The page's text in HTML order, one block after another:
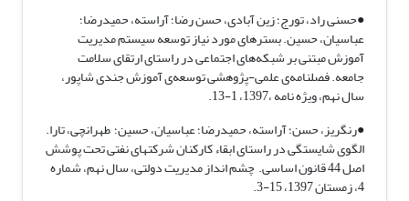
●حسنی راد، تورج؛ زین آبادی، حسن رضا؛ آراسته، حمیدرضا؛
عباسیان، حسین. بسترهای مورد نیاز ‌توسعه سیستم مدیریت
آموزش مبتنی بر شبکه‌های اجتماعی در راستای ارتقای سلامت
جامعه. فصلنامه‌ی علمی-پژوهشی توسعه‌ی آموزش جندی شاپور،
سال نهم، ویژه نامه ،1397، 1-13.
●رنگریز، حسن؛ آراسته، حمیدرضا؛ عباسیان، حسین؛ طهرانچی، تارا.
الگوی شایستگی در راستای ابقاء کارکنان شرکتهای نفتی تحت پوشش
اصل 44 قانون اساسی. چشم انداز مدیریت دولتی، سال نهم، شماره
4، زمستان 1397، 15-3.